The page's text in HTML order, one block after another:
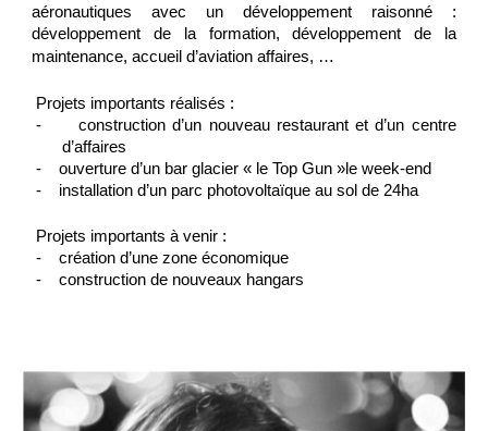
aéronautiques avec un développement raisonné :
développement de la formation, développement de la
maintenance, accueil d’aviation affaires, …
Projets importants réalisés :
-
construction d’un nouveau restaurant et d’un centre
d’affaires
-
ouverture d’un bar glacier « le Top Gun »le week-end
-
installation d’un parc photovoltaïque au sol de 24ha
Projets importants à venir :
-
création d’une zone économique
-
construction de nouveaux hangars